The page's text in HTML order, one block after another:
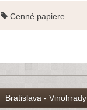
Cenné papiere
Bratislava - Vinohrady